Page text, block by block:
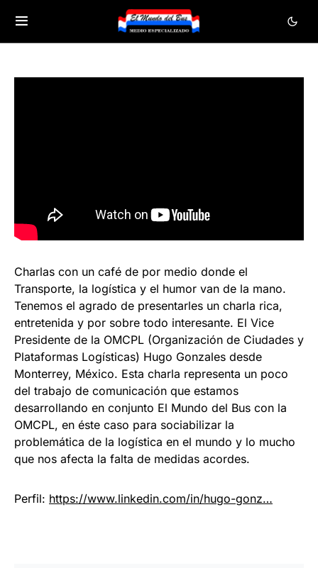
Charlas con un café de por medio donde el
Transporte, la logística y el humor van de la mano.
Tenemos el agrado de presentarles un charla rica,
entretenida y por sobre todo interesante. El Vice
Presidente de la OMCPL (Organización de Ciudades y
Plataformas Logísticas) Hugo Gonzales desde
Monterrey, México. Esta charla representa un poco
del trabajo de comunicación que estamos
desarrollando en conjunto El Mundo del Bus con la
OMCPL, en éste caso para sociabilizar la
problemática de la logística en el mundo y lo mucho
que nos afecta la falta de medidas acordes.
Perfil: https://www.linkedin.com/in/hugo-gonz…